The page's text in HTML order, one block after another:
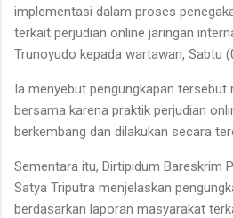
implementasi dalam proses
terkait perjudian online jaringan
Trunoyudo kepada wartawan, Sabtu
Ia menyebut pengungkapan tersebut
bersama karena praktik perjudian
berkembang dan dilakukan secara
Sementara itu, Dirtipidum Bareskrim
Satya Triputra menjelaskan
berdasarkan laporan masyarakat